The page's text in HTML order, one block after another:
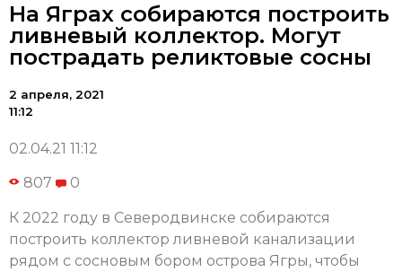
На Яграх собираются построить
ливневый коллектор. Могут
пострадать реликтовые сосны
2 апреля, 2021
11:12
02.04.21 11:12
807 0
К 2022 году в Северодвинске собираются
построить коллектор ливневой канализации
рядом с сосновым бором острова Ягры, чтобы